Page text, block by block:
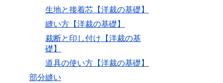
生地と接着芯【洋裁の基礎】
縫い方【洋裁の基礎】
裁断と印し付け【洋裁の基
礎】
道具の使い方【洋裁の基礎】
部分縫い